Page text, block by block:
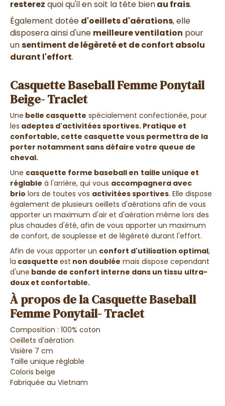
resterez quoi qu'il en soit la tête bienau frais.
Également dotée d'oeillets d'aérations, elle
disposera ainsi d'une meilleure ventilation pour
unsentiment de légèreté et de confort absolu
durant l'effort.
Casquette Baseball Femme Ponytail
Beige- Traclet
Une belle casquette spécialement confectionée, pour
les adeptes d'activitées sportives. Pratique et
confortable, cette casquette vous permettra de la
porter notamment sans défaire votre queue de
cheval.
Une casquette forme baseball en taille unique et
réglable à l'arrière, qui vous accompagnera avec
brio lors de toutes vos activitées sportives. Elle dispose
également de plusieurs oeillets d'aérations afin de vous
apporter un maximum d'air et d'aération même lors des
plus chaudes d'été, afin de vous apporter un maximum
de confort, de souplesse et de légèreté durant l'effort.
Afin de vous apporter un confort d'utilisation optimal,
la casquette est non doublée mais dispose cependant
d'une bande de confort interne dans un tissu ultra-
doux et confortable.
À propos de la Casquette Baseball
Femme Ponytail- Traclet
Composition : 100% coton
Oeillets d'aération
Visière 7 cm
Taille unique réglable
Coloris beige
Fabriquée au Vietnam